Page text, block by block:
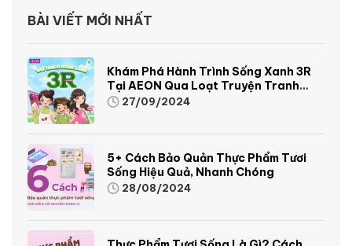
BÀI VIẾT MỚI NHẤT
Khám Phá Hành Trình Sống Xanh 3R
Tại AEON Qua Loạt Truyện Tranh
Sinh Động Và Thú Vị
27/09/2024
5+ Cách Bảo Quản Thực Phẩm Tươi
Sống Hiệu Quả, Nhanh Chóng
28/08/2024